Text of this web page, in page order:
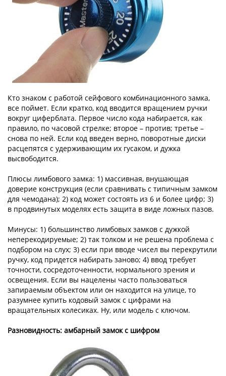
Кто знаком с работой сейфового комбинационного замка,
все поймет. Если кратко, код вводится вращением ручки
вокруг циферблата. Первое число кода набирается, как
правило, по часовой стрелке; второе – против; третье –
снова по ней. Если код введен верно, поворотные диски
расцепятся с удерживающим их гусаком, и дужка
высвободится.
Плюсы лимбового замка: 1) массивная, внушающая
доверие конструкция (если сравнивать с типичным замком
для чемодана); 2) код может состоять из 6 и более цифр; 3)
в продвинутых моделях есть защита в виде ложных пазов.
Минусы: 1) большинство лимбовых замков с дужкой
неперекодируемые; 2) так толком и не решена проблема с
подбором на слух; 3) если при вводе чисел вы перекрутили
ручку, код придется набирать заново; 4) ввод требует
точности, сосредоточенности, нормального зрения и
освещения. Если вы нацелены часто пользоваться
запираемым объектом или он находится на улице, то
разумнее купить кодовый замок с цифрами на
вращательных колесиках. Ну, или модель с ключом.
Разновидность: амбарный замок с шифром